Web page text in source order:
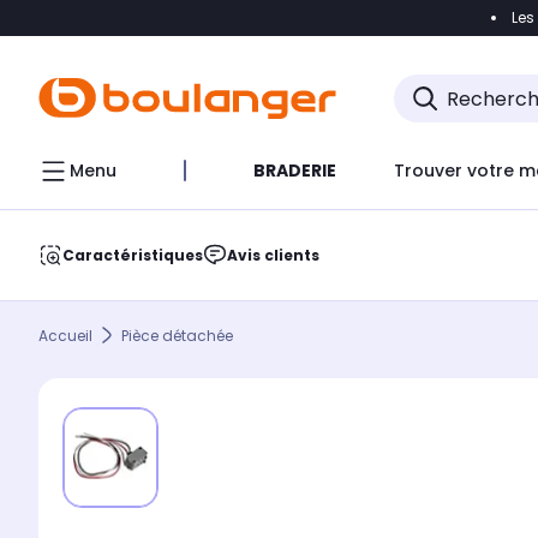
Accéder
Menu BRADERIE Trouver votre
Caractéristiques Avis clients
Accueil Pièce détachée